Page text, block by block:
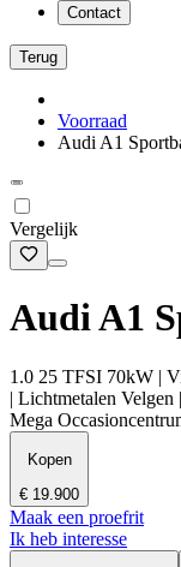
Contact
Terug
Voorraad
Audi A1
Vergelijk
Audi A1
1.0 25 TFSI 70kW |
| Lichtmetalen Velgen
Mega
Kopen
€ 19.900
Maak een proefrit
Ik heb interesse